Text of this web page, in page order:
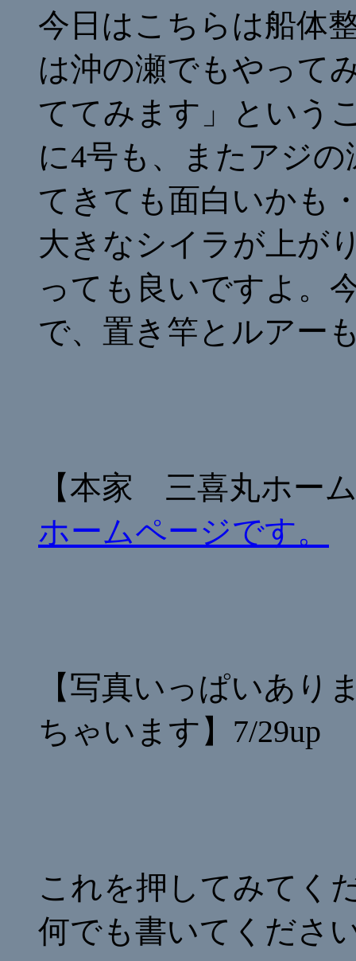
今日はこちらは船体
は沖の瀬でもやって
ててみます」という
に4号も、またアジ
てきても面白いかも
大きなシイラが上が
っても良いですよ。
で、置き竿とルアー
【本家 三喜丸ホー
ホームページです。
【写真いっぱいあり
ちゃいます】7/29up
これを押してみてく
何でも書いてくださ